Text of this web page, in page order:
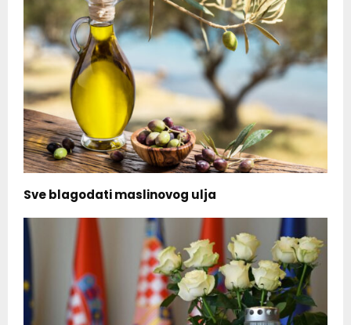
Sve blagodati maslinovog ulja